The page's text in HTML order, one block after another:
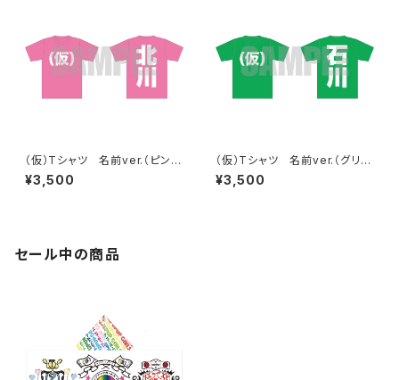
（仮）Tシャツ 名前ver.（ピン
ク）
¥3,500
（仮）Tシャツ 名前ver.（グリー
ン）
¥3,500
セール中の商品